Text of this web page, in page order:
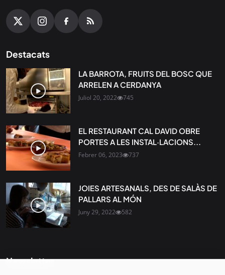
Destacats
LA BARROTA, FRUITS DEL BOSC QUE
ARRELEN A CERDANYA
Juliol 20, 2022 745
EL RESTAURANT CAL DAVID OBRE
PORTES A LES INSTAL·LACIONS...
Febrer 06, 2023 737
JOIES ARTESANALS, DES DE SALÀS DE
PALLARS AL MÓN
Juny 29, 2022 582
Newsletter